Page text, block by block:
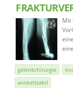
Mit
gelenkchirurgie
winkelstabil